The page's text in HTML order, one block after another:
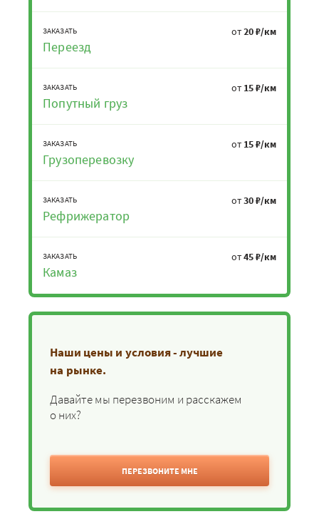
ЗАКАЗАТЬ
Переезд
от20 ₽/км
ЗАКАЗАТЬ
Попутный груз
от 15 ₽/км
ЗАКАЗАТЬ
Грузоперевозку
от 15 ₽/км
ЗАКАЗАТЬ
Рефрижератор
от30 ₽/км
ЗАКАЗАТЬ
Камаз
от45 ₽/км
Наши цены и условия - лучшие
на рынке.
Давайте мы перезвоним и расскажем
о них?
ПЕРЕЗВОНИТЕ МНЕ